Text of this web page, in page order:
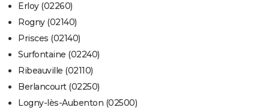
Erloy (02260)
Rogny (02140)
Prisces (02140)
Surfontaine (02240)
Ribeauville (02110)
Berlancourt (02250)
Logny-lès-Aubenton (02500)